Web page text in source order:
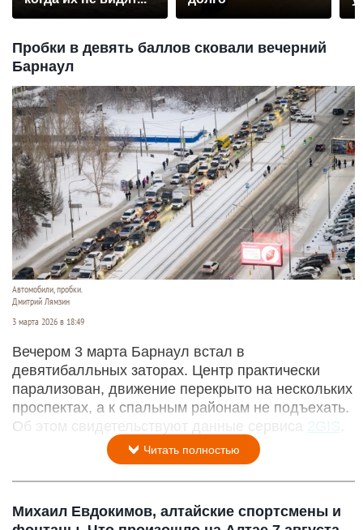
Пробки в девять баллов сковали вечерний
Барнаул
Автомобили, пробки.
Дмитрий Лямзин
3 марта 2026 в 18:49
Вечером 3 марта Барнаул встал в
девятибалльных заторах. Центр практически
парализован, движение перекрыто на нескольких
проспектах, а к спальным районам не подъехать.
Об этом свидетельствуют данные сервиса
2GIS
Читать полностью
Михаил Евдокимов, алтайские спортсмены и